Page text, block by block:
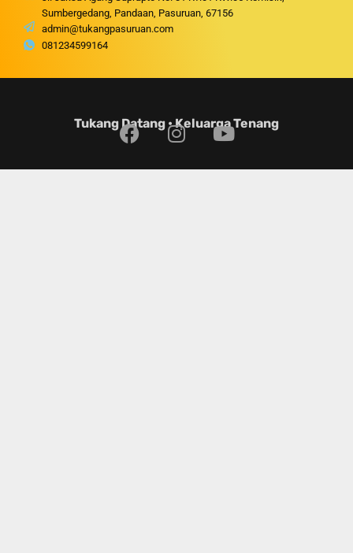
Sumbergedang, Pandaan, Pasuruan, 67156
admin@tukangpasuruan.com
081234599164
Tukang Datang • Keluarga Tenang